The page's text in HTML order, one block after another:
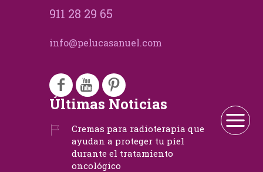
911 28 29 65
info@pelucasanuel.com
Últimas Noticias
Cremas para radioterapia que
ayudan a proteger tu piel
durante el tratamiento
oncológico